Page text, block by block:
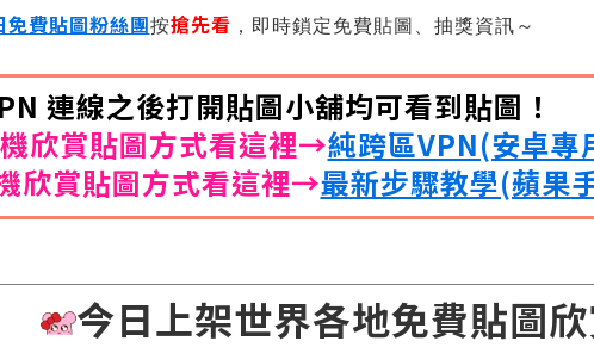
免費貼圖粉絲團按搶先看 ，即時鎖定免費貼圖、抽獎資訊～
連線之後打開貼圖小舖均可看到貼圖！
欣賞貼圖方式看這裡→純跨區VPN(安卓專
欣賞貼圖方式看這裡→最新步驟教學(蘋果
今日上架世界各地免費貼圖